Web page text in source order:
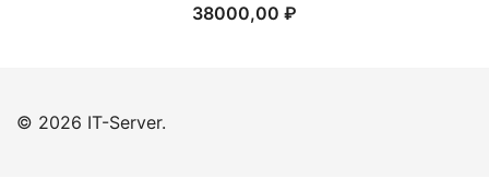
38000,00 ₽
© 2026 IT-Server.